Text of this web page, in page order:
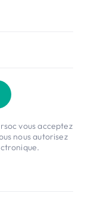
vous acceptez
nous autorisez